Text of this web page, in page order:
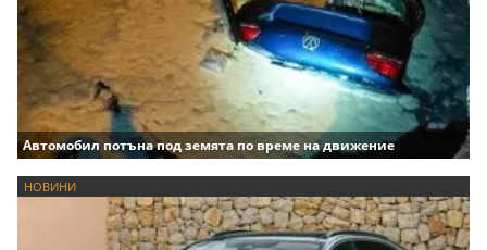
Автомобил потъна под земята по време на движение
НОВИНИ